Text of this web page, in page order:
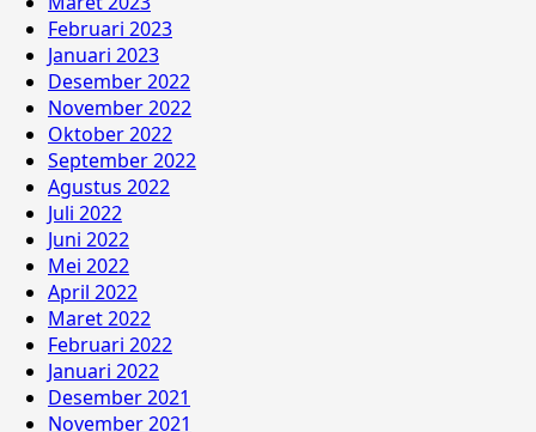
Februari 2023
Januari 2023
Desember 2022
November 2022
Oktober 2022
September 2022
Agustus 2022
Juli 2022
Juni 2022
Mei 2022
April 2022
Maret 2022
Februari 2022
Januari 2022
Desember 2021
November 2021